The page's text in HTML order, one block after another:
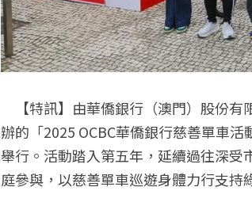
【特訊】由華僑銀行（澳門）股份有
辦的「2025 OCBC華僑銀行慈善單車
舉行。活動踏入第五年，延續過往深
庭參與，以慈善單車巡遊身體力行支持